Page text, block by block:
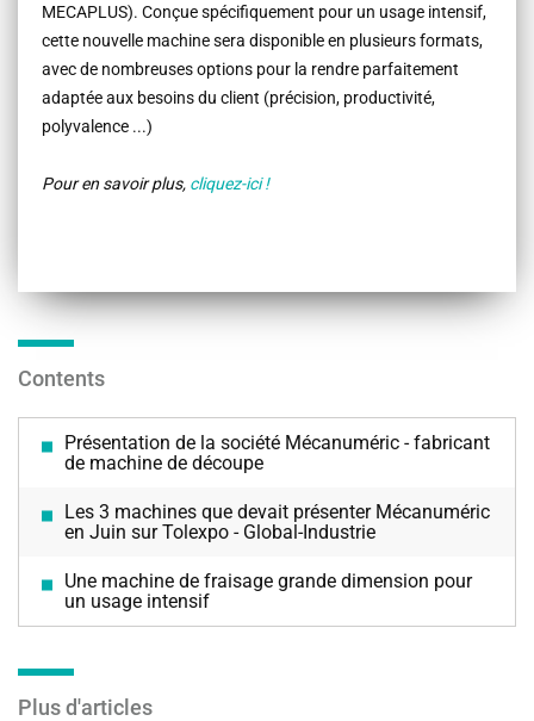
MECAPLUS). Conçue spécifiquement pour un usage intensif,
cette nouvelle machine sera disponibleen plusieurs formats,
avec de nombreuses options pour la rendre parfaitement
adaptée aux besoins du client (précision, productivité,
polyvalence ...)
Pour en savoir plus, cliquez-ici !
Contents
Présentation de la société Mécanuméric - fabricant
de machine de découpe
Les 3 machines que devait présenter Mécanuméric
en Juin sur Tolexpo - Global-Industrie
Une machine de fraisage grande dimension pour
un usage intensif
Plus d'articles